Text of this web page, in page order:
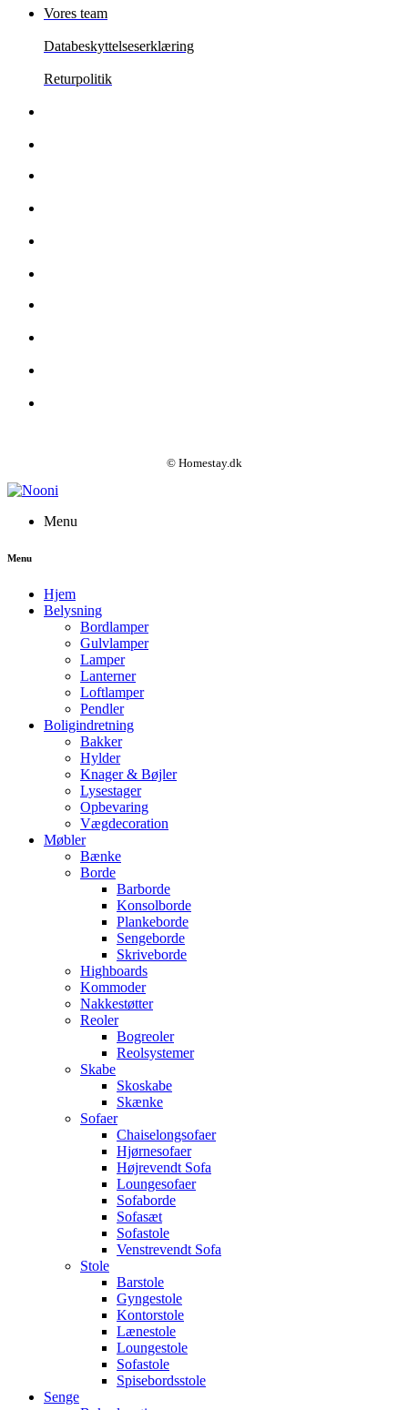
Vores team
Databeskyttelseserklæring
Returpolitik
© Homestay.dk
Menu
Menu
Hjem
Belysning
Bordlamper
Gulvlamper
Lamper
Lanterner
Loftlamper
Pendler
Boligindretning
Bakker
Hylder
Knager & Bøjler
Lysestager
Opbevaring
Vægdecoration
Møbler
Bænke
Borde
Barborde
Konsolborde
Plankeborde
Sengeborde
Skriveborde
Highboards
Kommoder
Nakkestøtter
Reoler
Bogreoler
Reolsystemer
Skabe
Skoskabe
Skænke
Sofaer
Chaiselongsofaer
Hjørnesofaer
Højrevendt Sofa
Loungesofaer
Sofaborde
Sofasæt
Sofastole
Venstrevendt Sofa
Stole
Barstole
Gyngestole
Kontorstole
Lænestole
Loungestole
Sofastole
Spisebordsstole
Senge